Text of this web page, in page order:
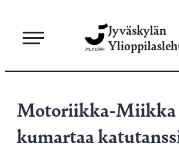
sisältöön
Jyväskylän
Motoriikka-Miikka
kumartaa